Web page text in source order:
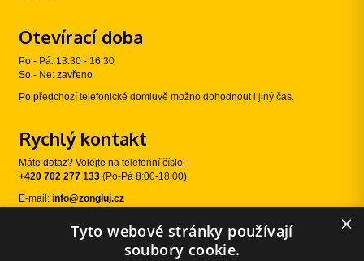
Otevírací doba
Po - Pá: 13:30 - 16:30
So - Ne: zavřeno
Po předchozí telefonické domluvě možno dohodnout i jiný čas.
Rychlý kontakt
Máte dotaz? Volejte na telefonní číslo:
+420 702 277 133 (Po-Pá 8:00-18:00)
E-mail: info@zongluj.cz
Sledujte nás
×
Tyto webové stránky používají
soubory cookie.